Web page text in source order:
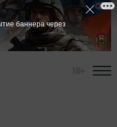
баннера через